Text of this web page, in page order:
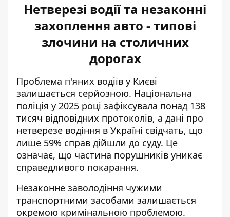
Нетверезі водії та незаконні
захоплення авто - типові
злочини на столичних
дорогах
Проблема п'яних водіїв у Києві
залишається серйозною. Національна
поліція у 2025 році зафіксувала понад 138
тисяч відповідних протоколів, а дані про
нетверезе водіння в Україні свідчать, що
лише 59% справ дійшли до суду. Це
означає, що частина порушників уникає
справедливого покарання.
Незаконне заволодіння чужими
транспортними засобами залишається
окремою кримінальною проблемою.